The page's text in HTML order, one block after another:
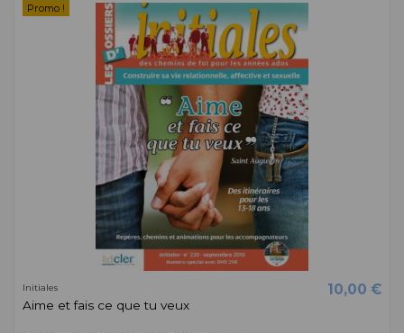
Promo !
Initiales 10,00 €
Aime et fais ce que tu veux